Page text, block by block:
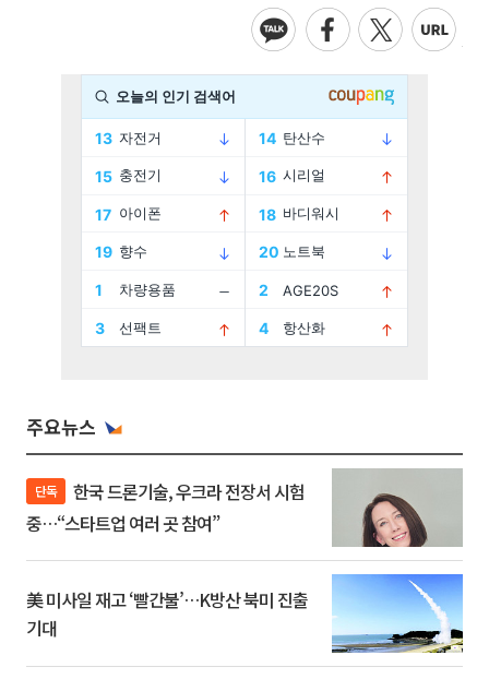
주요뉴스
단독
중…“스타트업 여러 곳 참여”
美 미사일 재고 ‘빨간불’…K방산 북미 진출
기대